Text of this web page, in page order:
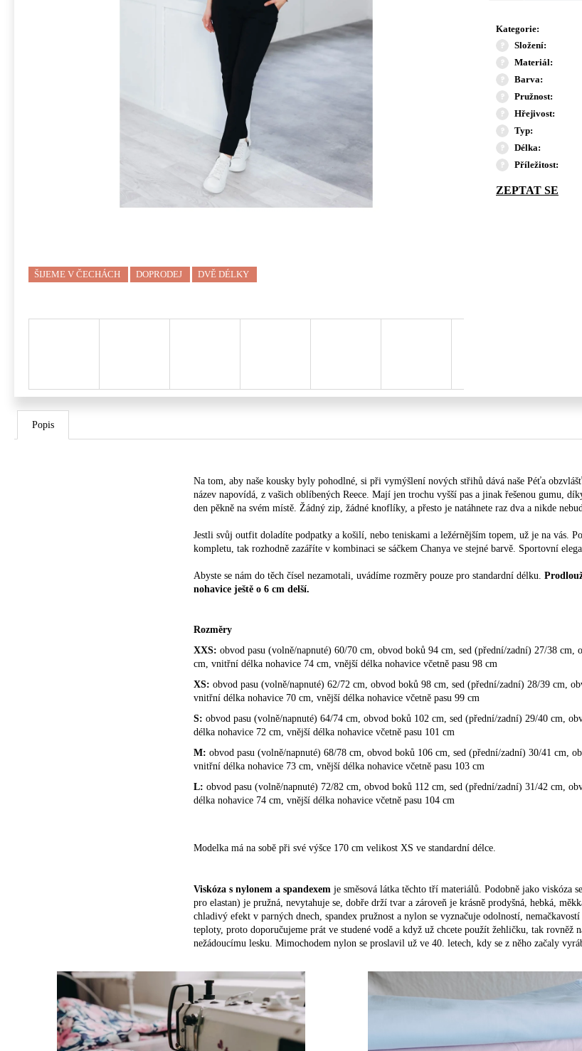
Kategorie:
Složení:
Materiál:
Barva:
Pružnost:
Hřejivost:
Typ:
Délka:
Příležitost:
ŠIJEME V ČECHÁCH DOPRODEJ DVĚ DÉLKY
Popis
Na tom, aby naše kousky byly pohodlné, si při vymýšlení nových střihů dává naše Péťa
název napovídá, z vašich oblíbených Reece. Mají jen trochu vyšší pas a jinak řešenou gumu,
den pěkně na svém místě. Žádný zip, žádné knoflíky, a přesto je natáhnete raz dva a nikde
Jestli svůj outfit doladíte podpatky a košilí, nebo teniskami a ležérnějším topem, už je na vás.
kompletu, tak rozhodně zazáříte v kombinaci se sáčkem Chanya ve stejné barvě. Sportovní
Abyste se nám do těch čísel nezamotali, uvádíme rozměry pouze pro standardní délku.
nohavice ještě o 6 cm delší.
Rozměry
XXS: obvod pasu (volně/napnuté) 60/70 cm, obvod boků 94 cm, sed (přední/zadní) 27/38 cm,
cm, vnitřní délka nohavice 74 cm, vnější délka nohavice včetně pasu 98 cm
XS: obvod pasu (volně/napnuté) 62/72 cm, obvod boků 98 cm, sed (přední/zadní) 28/39 cm,
vnitřní délka nohavice 70 cm, vnější délka nohavice včetně pasu 99 cm
S: obvod pasu (volně/napnuté) 64/74 cm, obvod boků 102 cm, sed (přední/zadní) 29/40 cm,
délka nohavice 72 cm, vnější délka nohavice včetně pasu 101 cm
M: obvod pasu (volně/napnuté) 68/78 cm, obvod boků 106 cm, sed (přední/zadní) 30/41 cm,
vnitřní délka nohavice 73 cm, vnější délka nohavice včetně pasu 103 cm
L: obvod pasu (volně/napnuté) 72/82 cm, obvod boků 112 cm, sed (přední/zadní) 31/42 cm,
délka nohavice 74 cm, vnější délka nohavice včetně pasu 104 cm
Modelka má na sobě při své výšce 170 cm velikost XS ve standardní délce.
Viskóza s nylonem a spandexem je směsová látka těchto tří materiálů. Podobně jako viskóza
pro elastan) je pružná, nevytahuje se, dobře drží tvar a zároveň je krásně prodyšná, hebká,
chladivý efekt v parných dnech, spandex pružnost a nylon se vyznačuje odolností,
teploty, proto doporučujeme prát ve studené vodě a když už chcete použít žehličku, tak rovněž
nežádoucímu lesku. Mimochodem nylon se proslavil už ve 40. letech, kdy se z něho začaly